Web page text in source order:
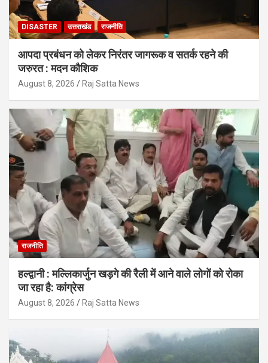
DISASTER उत्तराखंड राजनीति
आपदा प्रबंधन को लेकर निरंतर जागरूक व सतर्क रहने की
जरुरत : मदन कौशिक
August 8, 2026 Raj Satta News
राजनीति
हल्द्वानी : मल्लिकार्जुन खड़गे की रैली में आने वाले लोगों को रोका
जा रहा है: कांग्रेस
August 8, 2026 Raj Satta News